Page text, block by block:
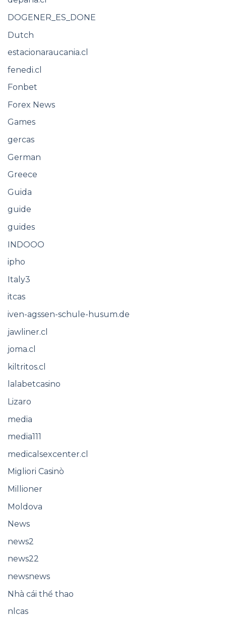
DOGENER_ES_DONE
Dutch
estacionaraucania.cl
fenedi.cl
Fonbet
Forex News
Games
gercas
German
Greece
Guida
guide
guides
INDOOO
ipho
Italy3
itcas
iven-agssen-schule-husum.de
jawliner.cl
joma.cl
kiltritos.cl
lalabetcasino
Lizaro
media
media111
medicalsexcenter.cl
Migliori Casinò
Millioner
Moldova
News
news2
news22
newsnews
Nhà cái thể thao
nlcas